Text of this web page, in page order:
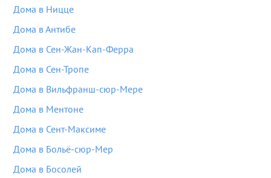
Дома в Ницце
Дома в Антибе
Дома в Сен-Жан-Кап-Ферра
Дома в Сен-Тропе
Дома в Вильфранш-сюр-Мере
Дома в Ментоне
Дома в Сент-Максиме
Дома в Больё-сюр-Мер
Дома в Босолей